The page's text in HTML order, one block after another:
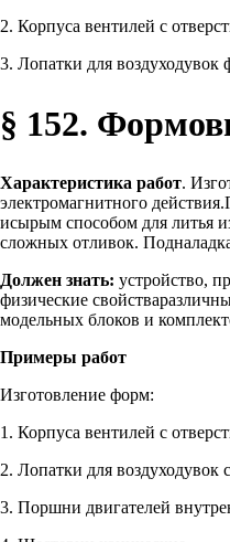
2. Корпуса вентилей с
3. Лопатки для
§ 152.
Характеристика работ.
электромагнитного
исырым способом для литья
сложных отливок.
Должен знать: устройство,
физические
модельных блоков и
Примеры работ
Изготовление форм:
1. Корпуса вентилей с
2. Лопатки для
3. Поршни двигателей